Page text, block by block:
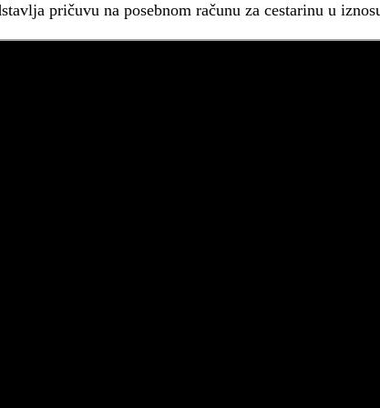
pričuvu na posebnom računu za cestarinu u